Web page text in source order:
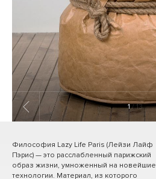
1/ 13
Философия Lazy Life Paris (Лейзи Лайф
Пэрис) — это расслабленный парижский
образ жизни, умноженный на новейшие
технологии. Материал, из которого